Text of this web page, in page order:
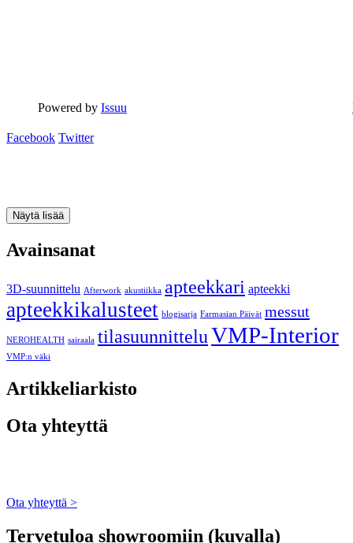
Powered by Issuu
Facebook Twitter
Näytä lisää
Avainsanat
3D-suunnittelu Afterwork akustiikka apteekkari apteekki
apteekkikalusteet blogisarja Farmasian Päivät messut
NEROHEALTH sairaala tilasuunnitteluVMP-Interior
VMP:n väki
Artikkeliarkisto
Ota yhteyttä
Ota yhteyttä >
Tervetuloa showroomiin (kuvalla)